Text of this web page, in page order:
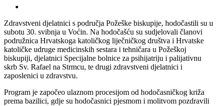
Zdravstveni djelatnici s područja Požeške biskupije, hodočastili su u
subotu 30. svibnja u Voćin. Na hodočašću su sudjelovali članovi
podružnica Hrvatskoga katoličkog liječničkog društva i Hrvatske
katoličke udruge medicinskih sestara i tehničara u Požeškoj
biskupiji, djelatnici Specijalne bolnice za psihijatriju i palijativnu
skrb Sv. Rafael na Strmcu, te drugi zdravstveni djelatnici i
zaposlenici u zdravstvu.
Program je započeo ulaznom procesijom od hodočasničkog križa
prema bazilici, gdje su hodočasnici pjesmom i molitvom pozdravili